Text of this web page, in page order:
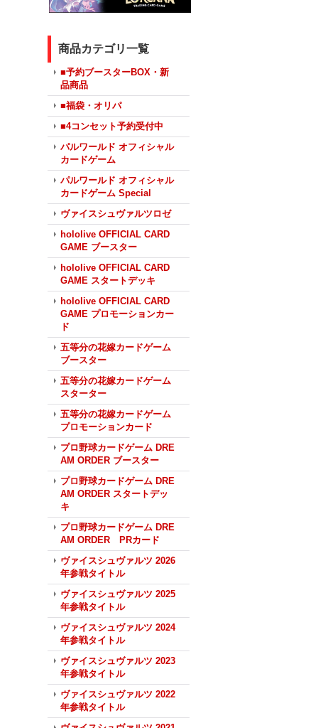
商品カテゴリ一覧
■予約ブースターBOX・新
品商品
■福袋・オリパ
■4コンセット予約受付中
パルワールド オフィシャル
カードゲーム
パルワールド オフィシャル
カードゲーム Special
ヴァイスシュヴァルツロゼ
hololive OFFICIAL CARD
GAME ブースター
hololive OFFICIAL CARD
GAME スタートデッキ
hololive OFFICIAL CARD
GAME プロモーションカー
ド
五等分の花嫁カードゲーム
ブースター
五等分の花嫁カードゲーム
スターター
五等分の花嫁カードゲーム
プロモーションカード
プロ野球カードゲーム DRE
AM ORDER ブースター
プロ野球カードゲーム DRE
AM ORDER スタートデッ
キ
プロ野球カードゲーム DRE
AM ORDER PRカード
ヴァイスシュヴァルツ 2026
年参戦タイトル
ヴァイスシュヴァルツ 2025
年参戦タイトル
ヴァイスシュヴァルツ 2024
年参戦タイトル
ヴァイスシュヴァルツ 2023
年参戦タイトル
ヴァイスシュヴァルツ 2022
年参戦タイトル